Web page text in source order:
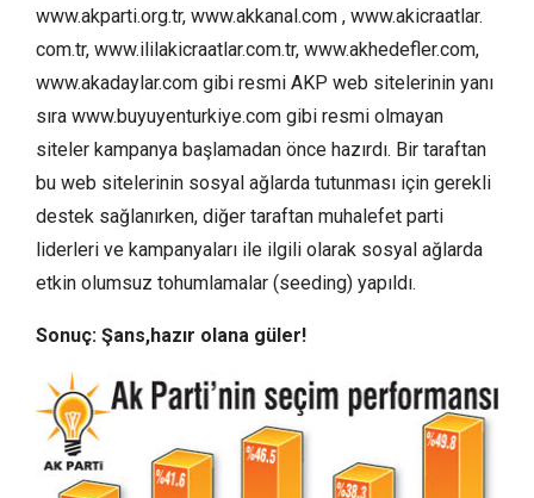
www.akparti.org.tr, www.akkanal.com , www.akicraatlar.
com.tr, www.ililakicraatlar.com.tr, www.akhedefler.com,
www.akadaylar.com gibi resmi AKP web sitelerinin yanı
sıra www.buyuyenturkiye.com gibi resmi olmayan
siteler kampanya başlamadan önce hazırdı. Bir taraftan
bu web sitelerinin sosyal ağlarda tutunması için gerekli
destek sağlanırken, diğer taraftan muhalefet parti
liderleri ve kampanyaları ile ilgili olarak sosyal ağlarda
etkin olumsuz tohumlamalar (seeding) yapıldı.
Sonuç: Şans,hazır olana güler!